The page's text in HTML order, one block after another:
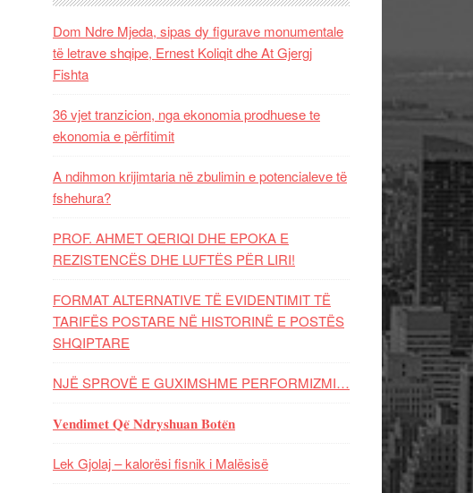
Dom Ndre Mjeda, sipas dy figurave monumentale
të letrave shqipe, Ernest Koliqit dhe At Gjergj
Fishta
36 vjet tranzicion, nga ekonomia prodhuese te
ekonomia e përfitimit
A ndihmon krijimtaria në zbulimin e potencialeve të
fshehura?
PROF. AHMET QERIQI DHE EPOKA E
REZISTENCЁS DHE LUFTЁS PЁR LIRI!
FORMAT ALTERNATIVE TË EVIDENTIMIT TË
TARIFËS POSTARE NË HISTORINË E POSTËS
SHQIPTARE
NJË SPROVË E GUXIMSHME PERFORMIZMI…
𝐕𝐞𝐧𝐝𝐢𝐦𝐞𝐭 𝐐𝐞̈ 𝐍𝐝𝐫𝐲𝐬𝐡𝐮𝐚𝐧 𝐁𝐨𝐭𝐞̈𝐧
Lek Gjolaj – kalorësi fisnik i Malësisë